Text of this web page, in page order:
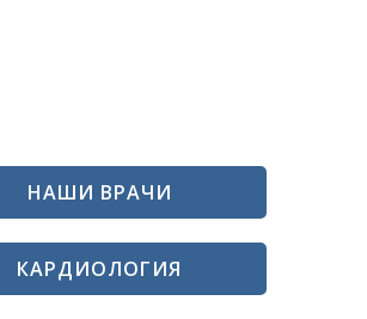
НАШИ ВРАЧИ
КАРДИОЛОГИЯ